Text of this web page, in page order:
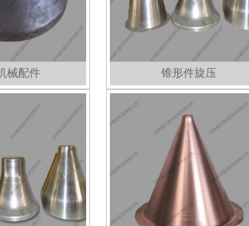
械配件 锥形件旋压